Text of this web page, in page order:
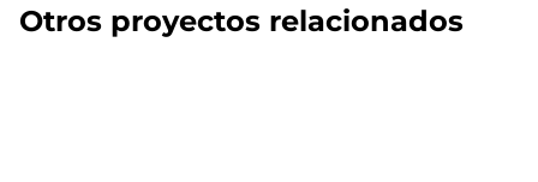
Otros proyectos relacionados